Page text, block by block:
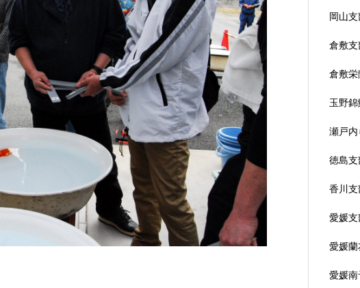
岡山
倉敷支
倉敷
玉野
瀬戸
徳島支
香川支
愛媛支
愛媛
愛媛